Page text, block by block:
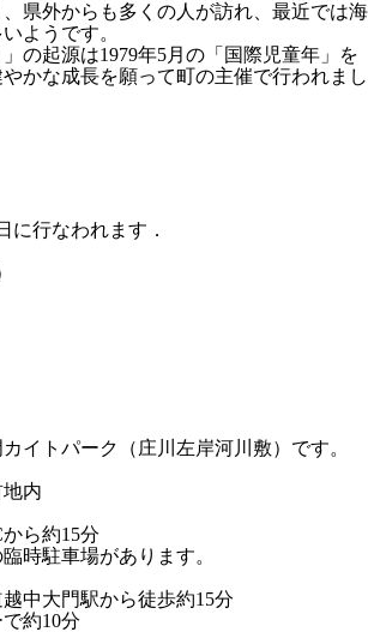
県外からも多くの人が訪れ、最近では海
ようです。
の起源は1979年5月の「国際児童年」を
かな成長を願って町の主催で行われまし
に行なわれます．
イトパーク（庄川左岸河川敷）です。
内
ら約15分
時駐車場があります。
中大門駅から徒歩約15分
約10分